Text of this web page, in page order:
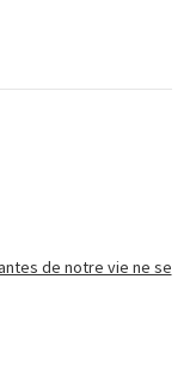
de notre vie ne se